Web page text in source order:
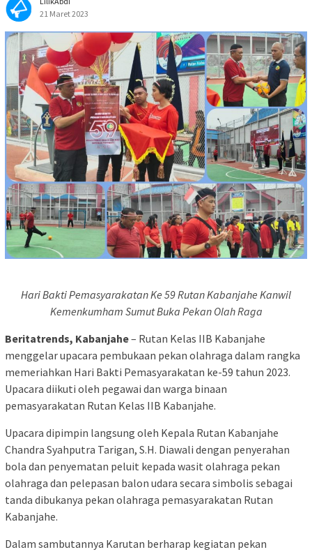
21 Maret 2023
Hari Bakti Pemasyarakatan Ke 59 Rutan Kabanjahe Kanwil
Kemenkumham Sumut Buka Pekan Olah Raga
Beritatrends, Kabanjahe– Rutan Kelas IIB Kabanjahe
menggelar upacara pembukaan pekan olahraga dalam rangka
memeriahkan Hari Bakti Pemasyarakatan ke-59 tahun 2023.
Upacara diikuti oleh pegawai dan warga binaan
pemasyarakatan Rutan Kelas IIB Kabanjahe.
Upacara dipimpin langsung oleh Kepala Rutan Kabanjahe
Chandra Syahputra Tarigan, S.H. Diawali dengan penyerahan
bola dan penyematan peluit kepada wasit olahraga pekan
olahraga dan pelepasan balon udara secara simbolis sebagai
tanda dibukanya pekan olahraga pemasyarakatan Rutan
Kabanjahe.
Dalam sambutannya Karutan berharap kegiatan pekan